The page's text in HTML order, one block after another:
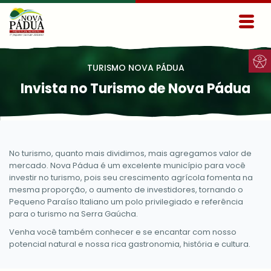
Ir para conteúdo principal
Conteúdo Menu
Conteúdo Principal
TURISMO NOVA PÁDUA
Invista no Turismo de Nova Pádua
No turismo, quanto mais dividimos, mais agregamos valor de
mercado. Nova Pádua é um excelente município para você
investir no turismo, pois seu crescimento agrícola fomenta na
mesma proporção, o aumento de investidores, tornando o
Pequeno Paraíso Italiano um polo privilegiado e referência
para o turismo na Serra Gaúcha.
Venha você também conhecer e se encantar com nosso
potencial natural e nossa rica gastronomia, história e cultura.